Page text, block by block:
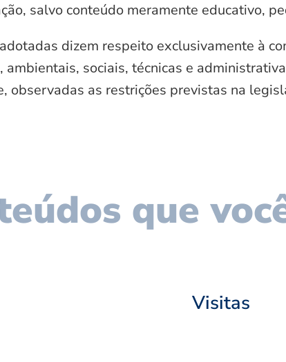
salvo conteúdo meramente educativo,
dizem respeito exclusivamente à
ambientais, sociais, técnicas e
observadas as restrições previstas na
que
Visitas